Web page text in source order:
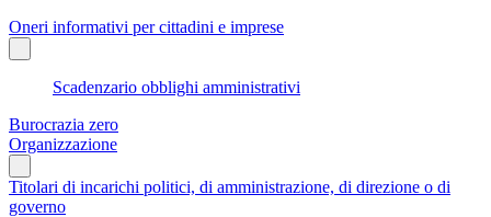
Oneri informativi per cittadini e imprese
Scadenzario obblighi amministrativi
Burocrazia zero
Organizzazione
Titolari di incarichi politici, di amministrazione, di direzione o di
governo